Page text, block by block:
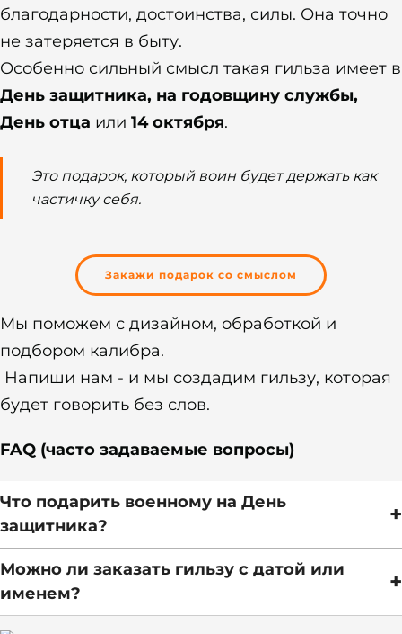
благодарности, достоинства, силы. Она точно
не затеряется в быту.
Особенно сильный смысл такая гильза имеет в
День защитника, на годовщину службы,
День отца или 14 октября.
Это подарок, который воин будет держать как
частичку себя.
Закажи подарок со смыслом
Мы поможем с дизайном, обработкой и
подбором калибра.
Напиши нам - и мы создадим гильзу, которая
будет говорить без слов.
FAQ (часто задаваемые вопросы)
Что подарить военному на День
защитника?
+
Можно ли заказать гильзу с датой или
именем?
+